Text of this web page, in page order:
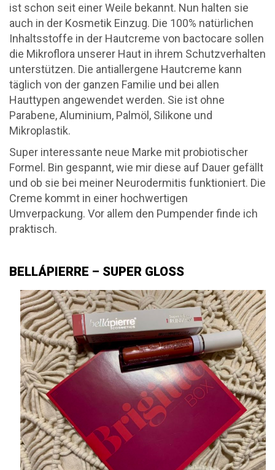
ist schon seit einer Weile bekannt. Nun halten sie
auch in der Kosmetik Einzug. Die 100% natürlichen
Inhaltsstoffe in der Hautcreme von bactocare sollen
die Mikroflora unserer Haut in ihrem Schutzverhalten
unterstützen. Die antiallergene Hautcreme kann
täglich von der ganzen Familie und bei allen
Hauttypen angewendet werden. Sie ist ohne
Parabene, Aluminium, Palmöl, Silikone und
Mikroplastik.
Super interessante neue Marke mit probiotischer
Formel. Bin gespannt, wie mir diese auf Dauer gefällt
und ob sie bei meiner Neurodermitis funktioniert. Die
Creme kommt in einer hochwertigen
Umverpackung. Vor allem den Pumpender finde ich
praktisch.
BELLÁPIERRE – SUPER GLOSS